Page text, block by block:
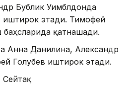
Бублик Уимблдонда
иштирок этади. Тимофей
баҳсларида қатнашади.
Анна Данилина, Александр
Голубев иштирок этади.
Сейтақ